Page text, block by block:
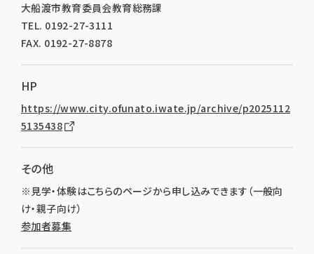
大船渡市教育委員会教育総務課
TEL. 0192-27-3111
FAX. 0192-27-8878
HP
https://www.city.ofunato.iwate.jp/archive/p2025112
5135438
その他
※見学・体験はこちらのページから申し込みできます（一般向
け・親子向け）
参加者募集